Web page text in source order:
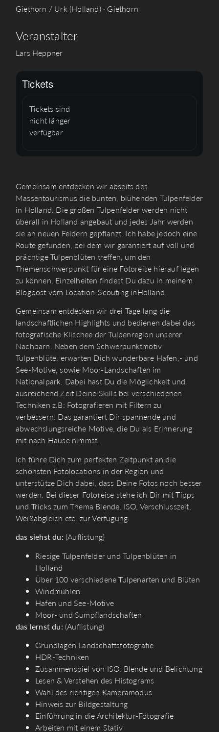
Giethorn / Urk (Holland) · Giethorn
Veranstalter
Lars Heppner
Tickets
Tickets sind
nicht länger
verfügbar
Gemeinsam entdecken wir abseits des
Massentourismus die bunten, blühenden Tulpenfelder
in Holland. Die großen Tulpenfelder werden nicht
überall in Holland angebaut und jedes Jahr werden
sie an neuen Feldern gepflanzt. Ich habe jedoch eine
Route gefunden, bei dem wir garantiert auf voll und
prächtige Tulpenblüten treffen, um den
Themenschwerpunkt für eine Fotoreise hierauf legen
zu können. Einzelheiten findest Du dazu in meinem
Blogpost vom Location-Scouting inHolland.
Gemeinsam entdecken wir drei Tage lang die
landschaftlichen Highlights und bedienen dabei das
fotografische Klischee der Tulpenregion unserer
Nachbarn. Neben dem Schwerpunktmotiv
Tulpenblüte, erwarten Dich wunderbare Hafen,- und
See-Motive, sowie Moor-Landschaften im
Nationalpark. Dabei hast Du die Möglichkeit und
ausreichend Zeit Deine Skills bei verschiedenen
Techniken z.B: Fotografieren mit Filtern zu
verbessern. Das garantiert Dir spannende und
abwechslungsreiche Motive, die Du als Erinnerung
mit nach Hause nimmst.
Ich führe Dich zum perfekten Zeitpunkt an die
schönsten Fotolocations in der Region und
unterstütze Dich dabei, dass Deine Fotos noch besser
werden. Bei dieser Fotoreise stehe ich Dir mit Tipps
und Tricks zum Thema Blende, ISO, Verschlusszeit,
Weißabgleich etc. zur Verfügung.
das siehst du: (Auflistung)
Riesige Tulpenfelder und Tulpenblüten in
Holland
Über 100 verschiedene Tulpenarten und Blüten
Windmühlen
Hafen und See-Motive­
Moor- und Sumpflandschaften
das lernst du: (Auflistung)
Grundlagen Landschaftsfotografie
HDR-Techniken
Zusammenspiel von ISO, Blende und Belichtung
Lesen & Verstehen des Histograms
Wahl des richtigen Kameramodus
Hinweis zur Bildgestaltung
Einführung in die Architektur-Fotografie
Arbeiten mit einem Stativ